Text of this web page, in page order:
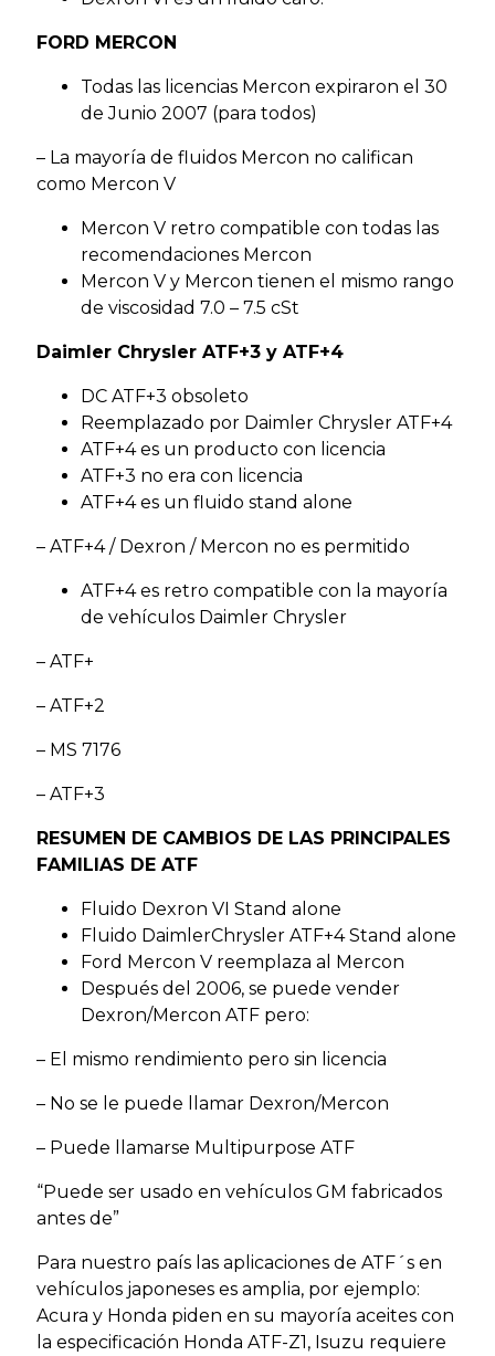
FORD MERCON
Todas las licencias Mercon expiraron el 30
de Junio 2007 (para todos)
– La mayoría de fluidos Mercon no califican
como Mercon V
Mercon V retro compatible con todas las
recomendaciones Mercon
Mercon V y Mercon tienen el mismo rango
de viscosidad 7.0 – 7.5 cSt
Daimler Chrysler ATF+3 y ATF+4
DC ATF+3 obsoleto
Reemplazado por Daimler Chrysler ATF+4
ATF+4 es un producto con licencia
ATF+3 no era con licencia
ATF+4 es un fluido stand alone
– ATF+4 / Dexron / Mercon no es permitido
ATF+4 es retro compatible con la mayoría
de vehículos Daimler Chrysler
– ATF+
– ATF+2
– MS 7176
– ATF+3
RESUMEN DE CAMBIOS DE LAS PRINCIPALES
FAMILIAS DE ATF
Fluido Dexron VI Stand alone
Fluido DaimlerChrysler ATF+4 Stand alone
Ford Mercon V reemplaza al Mercon
Después del 2006, se puede vender
Dexron/Mercon ATF pero:
– El mismo rendimiento pero sin licencia
– No se le puede llamar Dexron/Mercon
– Puede llamarse Multipurpose ATF
“Puede ser usado en vehículos GM fabricados
antes de”
Para nuestro país las aplicaciones de ATF´s en
vehículos japoneses es amplia, por ejemplo:
Acura y Honda piden en su mayoría aceites con
la especificación Honda ATF-Z1, Isuzu requiere